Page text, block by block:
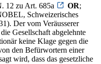
12 zu Art. 685a
OR;
Schweizerisches
Der vom Veräusserer
Gesellschaft abgelehnte
keine Klage gegen die
den Befürwortern einer
wird, dass das gesetzliche